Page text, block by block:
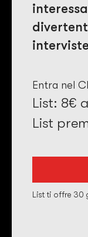
Entra nel
List: 8€
List
List ti offre 30